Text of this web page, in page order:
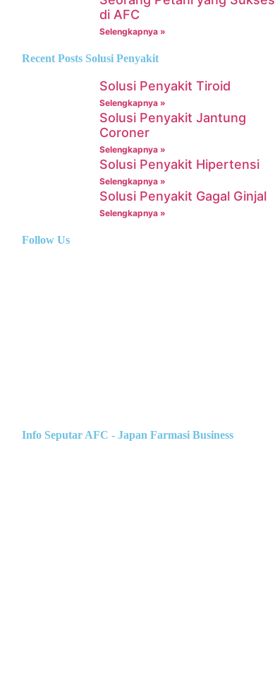
di AFC
Selengkapnya »
Recent Posts Solusi Penyakit
Solusi Penyakit Tiroid
Selengkapnya »
Solusi Penyakit Jantung
Coroner
Selengkapnya »
Solusi Penyakit Hipertensi
Selengkapnya »
Solusi Penyakit Gagal Ginjal
Selengkapnya »
Follow Us
Info Seputar AFC - Japan Farmasi Business